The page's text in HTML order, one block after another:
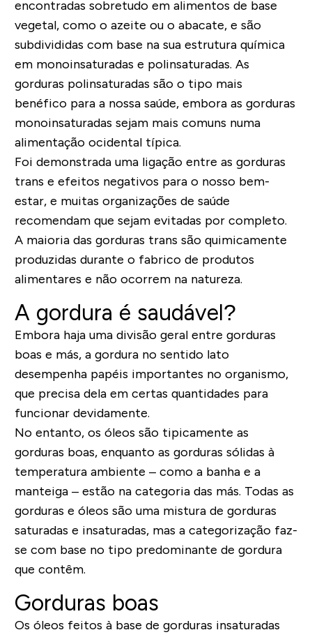
encontradas sobretudo em alimentos de base
vegetal, como o azeite ou o abacate, e são
subdivididas com base na sua estrutura química
em monoinsaturadas e polinsaturadas. As
gorduras polinsaturadas são o tipo mais
benéfico para a nossa saúde, embora as gorduras
monoinsaturadas sejam mais comuns numa
alimentação ocidental típica.
Foi demonstrada uma ligação entre as gorduras
trans e efeitos negativos para o nosso bem-
estar, e muitas organizações de saúde
recomendam que sejam evitadas por completo.
A maioria das gorduras trans são quimicamente
produzidas durante o fabrico de produtos
alimentares e não ocorrem na natureza.
A gordura é saudável?
Embora haja uma divisão geral entre gorduras
boas e más, a gordura no sentido lato
desempenha papéis importantes no organismo,
que precisa dela em certas quantidades para
funcionar devidamente.
No entanto, os óleos são tipicamente as
gorduras boas, enquanto as gorduras sólidas à
temperatura ambiente – como a banha e a
manteiga – estão na categoria das más. Todas as
gorduras e óleos são uma mistura de gorduras
saturadas e insaturadas, mas a categorização faz-
se com base no tipo predominante de gordura
que contêm.
Gorduras boas
Os óleos feitos à base de gorduras insaturadas